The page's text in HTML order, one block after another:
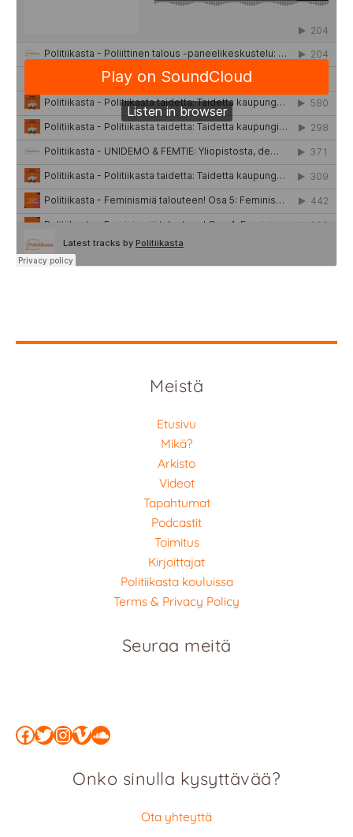
Meistä
Etusivu
Mikä?
Arkisto
Videot
Tapahtumat
Podcastit
Toimitus
Kirjoittajat
Politiikasta kouluissa
Terms & Privacy Policy
Seuraa meitä
Facebook
Twitter
Instagram
Vimeo
SoundCloud
Onko sinulla kysyttävää?
Ota yhteyttä